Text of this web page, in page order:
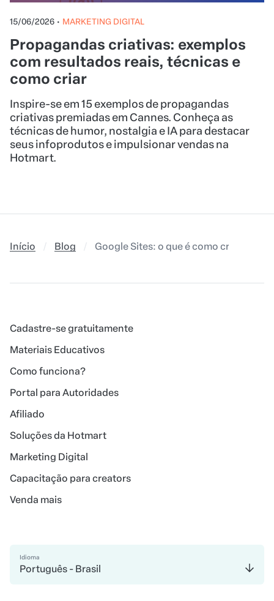
15/06/2026 • MARKETING DIGITAL
Propagandas criativas: exemplos
com resultados reais, técnicas e
como criar
Inspire-se em 15 exemplos de propagandas
criativas premiadas em Cannes. Conheça as
técnicas de humor, nostalgia e IA para destacar
seus infoprodutos e impulsionar vendas na
Hotmart.
Início Blog Google Sites: o que é como criar
Cadastre-se gratuitamente
Materiais Educativos
Como funciona?
Portal para Autoridades
Afiliado
Soluções da Hotmart
Marketing Digital
Capacitação para creators
Venda mais
Idioma
Português - Brasil